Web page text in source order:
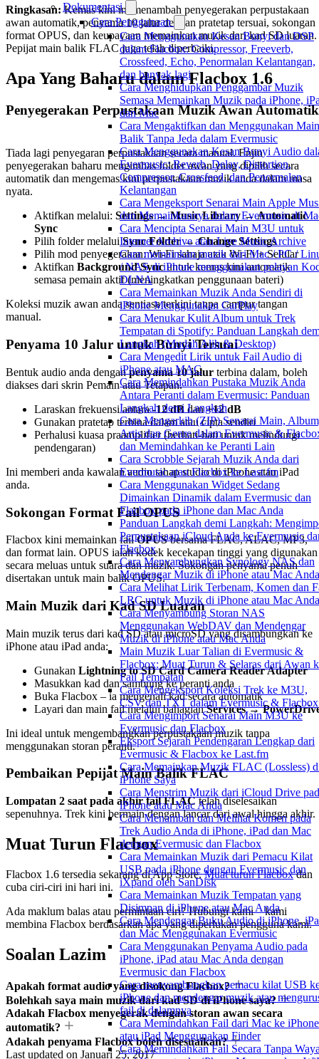
Dokumentasi
Cara Penggunaan
Cara Menggunakan Kesan Bunyi dan DSP
dalam Flacbox: Compressor, Freeverb,
Crossfeed, Echo, Penormalan Kelantangan,
dan banyak lagi
Cara Menghidupkan Penggambar Muzik
Semasa Memainkan Muzik pada iPhone,
dan Mac
Cara Mengaktifkan dan Menggunakan Main
Balik Tanpa Jeda dalam Evermusic
Cara Menggunakan Kesan Bunyi Audio
Evermusic: Reverb, Delay, Distortion,
Compressor, Crossfeed, dan Penormalan
Kelantangan
Cara Mengeksport Senarai Main Apple
dan Memainkannya dalam Evermusic di
Cara Mencipta Senarai Main M3U untuk
Internet Archive atau Live Music Archive
Cara memainkan muzik dari Mac / PC /
/ NAS di iPhone menggunakan pelayan
DLNA
Cara Memainkan Muzik Anda Sendiri di
iPhone Menggunakan CarPlay
Cara Menukar Kulit Album untuk Trek
Tempatan di Spotify: Panduan Langkah
Langkah (Mudah Alih & Desktop)
Cara Mengedit Lirik untuk Fail Audio di
iPhone atau MAC
Cara Memindahkan Pustaka Muzik Anda
Antara Peranti dalam Evermusic: Panduan
Langkah demi Langkah
Cara Mengarkib (ZIP) Senarai Main,
Artis dan Genre dalam Evermusic &
dan Memindahkan ke Peranti Lain
Cara Scrobble Sejarah Muzik Anda dari
Evermusic atau Flacbox ke Last.fm
Cara Menggunakan Widget Sedang
Dimainkan Dinamik dalam Evermusic dan
Flacbox pada iPhone dan Mac Anda
Panduan Langkah demi Langkah:
Perpustakaan iCloud Anda ke Evermusic
Flacbox
Cara Menyambungkan Synology NAS dan
Mendengar Muzik di iPhone atau Mac Anda
Cara Melihat Lirik Terbenam, Komen dan
LRC untuk Muzik di iPhone atau Mac Anda
Cara Menyambung Storan NAS
Menggunakan WebDAV dan Mendengar
Muzik di iPhone atau Mac Anda
Main Muzik Luar Talian di Evermusic &
Flacbox: Muat Turun & Selaras dari Awan
Fail Tempatan
Cara Mengeksport Koleksi Trek ke M3U,
CSV dan TXT dalam Evermusic & Flacbox
Cara Mengimport Senarai Main M3U ke
Evermusic dan Flacbox
Eksport Sejarah Pendengaran Lengkap dari
Evermusic & Flacbox ke Last.fm
Cara Memainkan Muzik FLAC (Lossless)
iPhone Saya
Cara Menstrim Muzik dari iCloud Drive
iPhone atau Mac Anda
Cara Menambah dan Melihat Komen pada
Trek Audio Anda di iPhone, iPad dan Mac
dengan Evermusic dan Flacbox
Cara Memainkan Muzik dari Pemacu Kilat
USB pada iPhone dengan Evermusic dan
iXpand oleh SanDisk
Cara Memainkan Muzik Tempatan yang
Disimpan di iPhone atau Mac Anda
Cara Mendengar Buku Audio di iPhone,
dan Mac Menggunakan Evermusic
Cara Menggunakan Penyama Audio pada
iPhone, iPad atau Mac Anda dengan
Evermusic dan Flacbox
Cara menyambungkan pemacu kilat USB
iPhone dan mendengar muzik atau
fail di dalamnya
Cara Memindahkan Fail dari Mac ke iPhone
atau iPad Menggunakan Finder
Cara Memindahkan Fail Secara Tanpa
Ringkasan:Kemas kini ini menambah penyegerakan perpustakaan
awan automatik, penyama 10 jalur dengan pratetap tersuai, sokongan
format OPUS, dan keupayaan memainkan muzik dari kad SD luaran.
Pepijat main balik FLAC juga telah diperbaiki.
Apa Yang Baharu dalam Flacbox 1.6
Penyegerakan Perpustakaan Muzik Awan Automatik
Tiada lagi penyegaran perpustakaan secara manual. Enjin
penyegerakan baharu mengimbas folder awan yang dipilih secara
automatik dan mengemas kini perpustakaan muzik anda dalam masa
nyata.
Aktifkan melalui: Settings → Music Library → Automatic
Sync
Pilih folder melaluiSync Folder → Change Settings
Pilih mod penyegerakan: Wi-Fi sahaja atau Wi-Fi + Selular
Aktifkan Background Syncuntuk kemas kini automatik
semasa pemain aktif (meningkatkan penggunaan bateri)
Koleksi muzik awan anda sentiasa terkini tanpa campur tangan
manual.
Penyama 10 Jalur untuk Bunyi Tersuai
Bentuk audio anda denganpenyama 10 jalur terbina dalam, boleh
diakses dari skrin Pemain atau Tetapan.
Laraskan frekuensi antara-12 dB dan+12 dB
Gunakan pratetap terbina dalam atau cipta sendiri
Perhalusi kuasa praamplifier (berhati-hati untuk melindungi
pendengaran)
Ini memberi anda kawalan audio tahap studio di iPhone atau iPad
anda.
Sokongan Format Fail OPUS
Flacbox kini memainkan failOPUSbersama FLAC, ALAC, MP3,
dan format lain. OPUS ialah kodek kecekapan tinggi yang digunakan
secara meluas untuk suara dan muzik. Sokongan penyama penuh
disertakan untuk main balik OPUS.
Main Muzik dari Kad SD Luaran
Main muzik terus dari kad SD atau microSD yang disambungkan ke
iPhone atau iPad anda:
Gunakan Lightning to SD Card Camera Reader Adapter
Masukkan kad dan sambung ke peranti anda
Buka Flacbox – ia mengenali kad secara automatik
Layari dan main fail melalui bahagianServices →
Ini ideal untuk mengembangkan perpustakaan muzik tanpa
menggunakan storan peranti.
Pembaikan Pepijat Main Balik FLAC
Lompatan 2 saat pada akhir fail FLACtelah diselesaikan
sepenuhnya. Trek kini bermain dengan lancar dari awal hingga akhir.
Muat Turun Flacbox
Flacbox 1.6 tersedia sekarang di App Store.Muat turun Flacboxdan
cuba ciri-ciri ini hari ini.
Ada maklum balas atau permintaan ciri? Hubungi kami – kami
membina Flacbox berdasarkan apa yang diperlukan pengguna kami.
Soalan Lazim
Apakah format audio yang disokong Flacbox?
Bolehkah saya main muzik dari kad SD di iPhone saya?
Adakah Flacbox menyegerak dengan storan awan secara
automatik?
Adakah penyama Flacbox boleh disesuaikan?
Last updated on Januari 25, 2017